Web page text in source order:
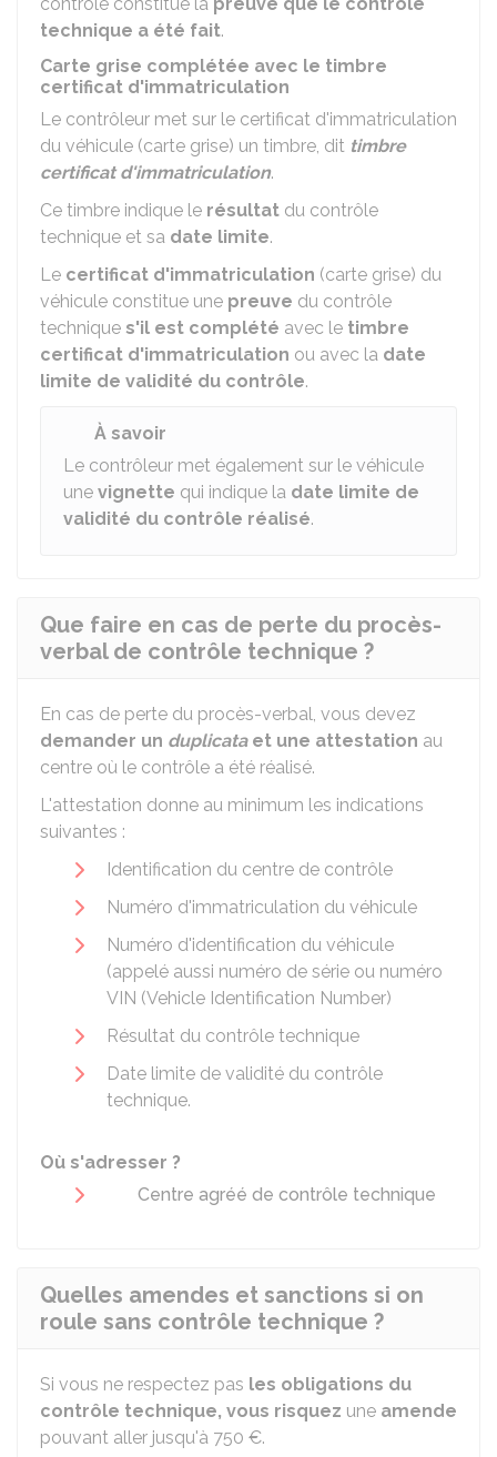
technique a été fait.
Carte grise complétée avec le timbre
certificat d'immatriculation
Le contrôleur met sur le certificat d'immatriculation
du véhicule (carte grise) un timbre, dit timbre
certificat d'immatriculation.
Ce timbre indique le résultat du contrôle
technique et sa date limite.
Le certificat d'immatriculation (carte grise) du
véhicule constitue une preuve du contrôle
technique s'il est complété avec le timbre
certificat d'immatriculation ou avec la date
limite de validité du contrôle.
À savoir
Le contrôleur met également sur le véhicule
une vignette qui indique la date limite de
validité du contrôle réalisé.
Que faire en cas de perte du procès-
verbal de contrôle technique ?
En cas de perte du procès-verbal, vous devez
demander un duplicataet une attestation au
centre où le contrôle a été réalisé.
L'attestation donne au minimum les indications
suivantes :
Identification du centre de contrôle
Numéro d'immatriculation du véhicule
Numéro d'identification du véhicule
(appelé aussi numéro de série ou numéro
VIN (Vehicle Identification Number)
Résultat du contrôle technique
Date limite de validité du contrôle
technique.
Où s'adresser ?
Centre agréé de contrôle technique
Quelles amendes et sanctions si on
roule sans contrôle technique ?
Si vous ne respectez pas les obligations du
contrôle technique, vous risquez une amende
pouvant aller jusqu'à 750 €.